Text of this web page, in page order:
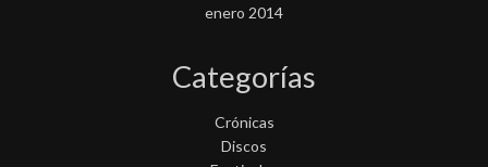
enero 2014
Categorías
Crónicas
Discos